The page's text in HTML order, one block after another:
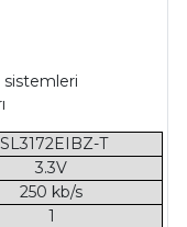
sistemleri
T
3.3V
250 kb/s
1